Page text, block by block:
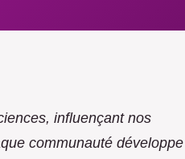
influençant nos
communauté développe